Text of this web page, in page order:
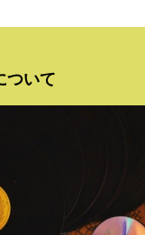
ついて